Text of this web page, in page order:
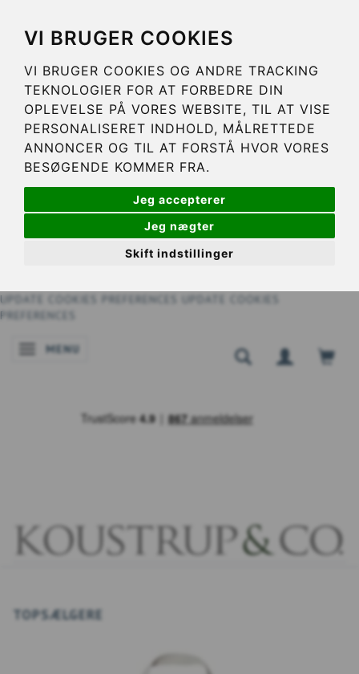
VI BRUGER COOKIES
VI BRUGER COOKIES OG ANDRE TRACKING
TEKNOLOGIER FOR AT FORBEDRE DIN
OPLEVELSE PÅ VORES WEBSITE, TIL AT VISE
PERSONALISERET INDHOLD, MÅLRETTEDE
ANNONCER OG TIL AT FORSTÅ HVOR VORES
BESØGENDE KOMMER FRA.
Jeg accepterer
Jeg nægter
Skift indstillinger
UPDATE COOKIES PREFERENCES
UPDATE COOKIES
PREFERENCES
BASCULER LA NAVIGATION
MENU
TOPSÆLGERE